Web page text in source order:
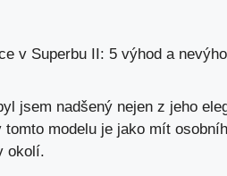
v Superbu II: 5 výhod a
jsem nadšený nejen z jeho
tomto modelu je jako mít
okolí.